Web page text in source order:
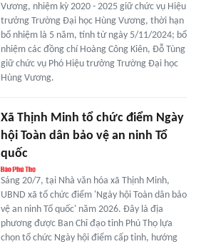
Vương, nhiệm kỳ 2020 - 2025 giữ chức vụ Hiệu
trưởng Trường Đại học Hùng Vương, thời hạn
bổ nhiệm là 5 năm, tính từ ngày 5/11/2024; bổ
nhiệm các đồng chí Hoàng Công Kiên, Đỗ Tùng
giữ chức vụ Phó Hiệu trưởng Trường Đại học
Hùng Vương.
Xã Thịnh Minh tổ chức điểm Ngày
hội Toàn dân bảo vệ an ninh Tổ
quốc
Sáng 20/7, tại Nhà văn hóa xã Thịnh Minh,
UBND xã tổ chức điểm 'Ngày hội Toàn dân bảo
vệ an ninh Tổ quốc' năm 2026. Đây là địa
phương được Ban Chỉ đạo tỉnh Phú Thọ lựa
chọn tổ chức Ngày hội điểm cấp tỉnh, hướng